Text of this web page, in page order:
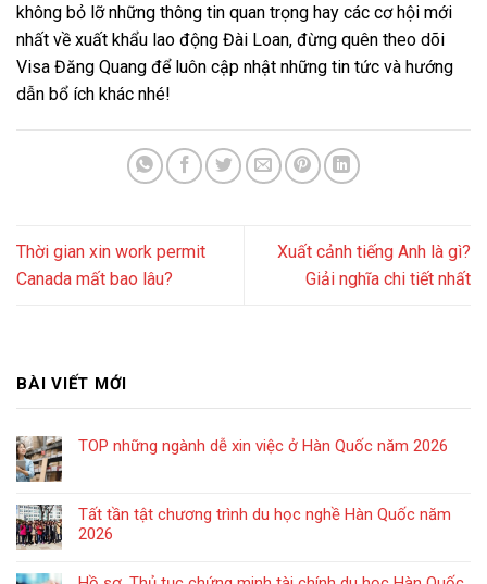
không bỏ lỡ những thông tin quan trọng hay các cơ hội mới
nhất về xuất khẩu lao động Đài Loan, đừng quên theo dõi
Visa Đăng Quang để luôn cập nhật những tin tức và hướng
dẫn bổ ích khác nhé!
Thời gian xin work permit
Canada mất bao lâu?
Xuất cảnh tiếng Anh là gì?
Giải nghĩa chi tiết nhất
BÀI VIẾT MỚI
TOP những ngành dễ xin việc ở Hàn Quốc năm 2026
Tất tần tật chương trình du học nghề Hàn Quốc năm
2026